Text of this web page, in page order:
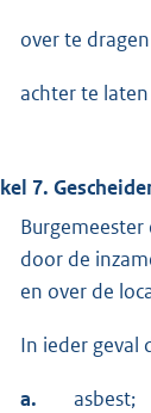
over te
achter te
7.
door de
en over de
In ieder geval
a. asbest;